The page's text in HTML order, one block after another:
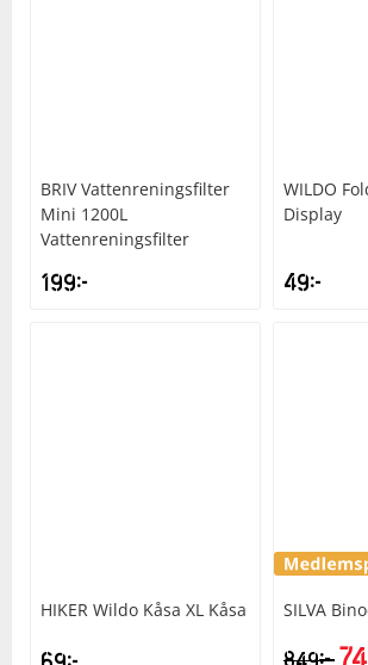
BRIV Vattenreningsfilter
Mini 1200L
Vattenreningsfilter
199kr
WILDO
Display
49kr
HIKER Wildo Kåsa XL Kåsa SILVA
849kr